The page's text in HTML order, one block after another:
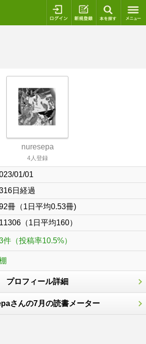
ログイン 新規登録
nuresepa
4人登録
01/01
日経過
冊（1日平均0.53冊)
（1日平均160）
件（投稿率10.5%）
プロフィール詳細
さんの7月の読書メーター